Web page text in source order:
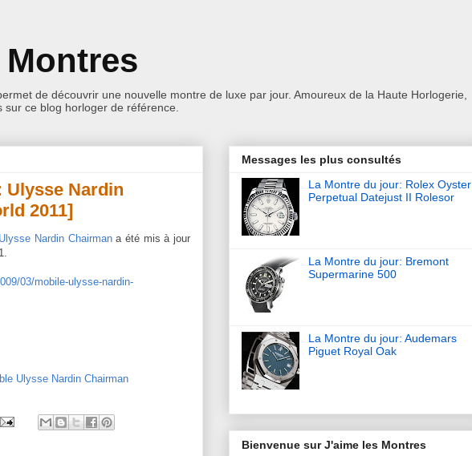
de découvrir une nouvelle montre de luxe par jour. Amoureux de la Haute Horlogerie,
ce blog horloger de référence.
Ulysse Nardin
2011]
Nardin Chairmana été mis à jour
03/mobile-ulysse-nardin-
Messages les plus consultés
La Montre du jour: Rolex Oyster
Perpetual Datejust II Rolesor
La Montre du jour: Bremont
Supermarine 500
La Montre du jour: Audemars
Piguet Royal Oak
Bienvenue sur J'aime les Montres